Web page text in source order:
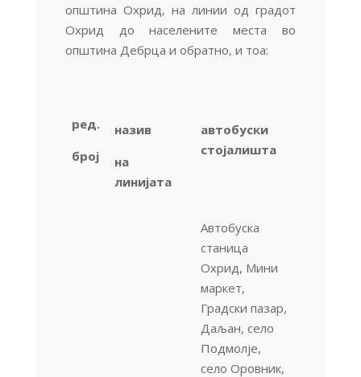
општина Охрид, на линии од градот
Охрид до населените места во
општина Дебрца и обратно, и тоа:
ред.
број
назив
на
линијата
автобуски
стојалишта
Автобуска
станица
Охрид, Мини
маркет,
Градски пазар,
Даљан, село
Подмолје,
село Оровник,